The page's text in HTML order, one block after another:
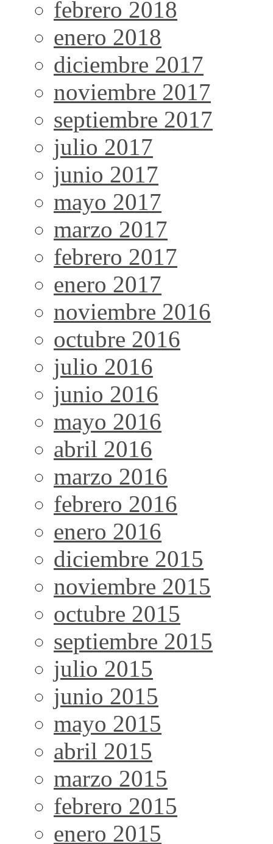
febrero 2018
enero 2018
diciembre 2017
noviembre 2017
septiembre 2017
julio 2017
junio 2017
mayo 2017
marzo 2017
febrero 2017
enero 2017
noviembre 2016
octubre 2016
julio 2016
junio 2016
mayo 2016
abril 2016
marzo 2016
febrero 2016
enero 2016
diciembre 2015
noviembre 2015
octubre 2015
septiembre 2015
julio 2015
junio 2015
mayo 2015
abril 2015
marzo 2015
febrero 2015
enero 2015